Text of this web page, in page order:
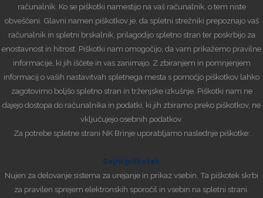
računalnik. Ko se piškotki namestijo na vaš računalnik, o tem niste
obveščeni. Glavni namen piškotkov je, da spletni strežniki prepoznajo vaš
računalnik in spletni brskalnik, prilagodijo spletno stran ter poskrbijo za
enostavnost in hitrost. Piškotki nam omogočijo, da vam prikažemo pravilne
informacije, ki jih iščete in vas zanimajo. Z zbiranjem in pomnjenjem
informacij o vaših nastavitvah spletnega mesta s pomočjo piškotkov lahko
zagotovimo boljšo spletno stran in trženjske izkušnje. Piškotki nam ne
dajejo dostopa do računalnika in podatki, ki jih zbiramo preko piškotkov, ne
vključujejo osebnih podatkov.
Za potrebe spletne strani NK Brinje uporabljamo naslednje piškotke:
Sejni piškotek
Nujen za delovanje sistema za urejanje in prikaz vsebin. Ta piškotek skrbi
za pravilen sprejem elektronskih sporočil in vsebin na spletni strani.